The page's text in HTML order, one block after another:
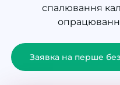
спалювання
Заявка на перше